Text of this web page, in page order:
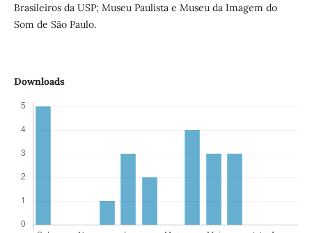
Brasileiros da USP; Museu Paulista e Museu da Imagem do
Som de São Paulo.
Downloads